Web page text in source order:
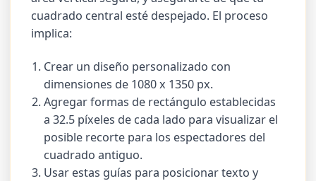
cuadrado central esté despejado. El proceso
implica:
Crear un diseño personalizado con
dimensiones de 1080 x 1350 px.
Agregar formas de rectángulo establecidas
a 32.5 píxeles de cada lado para visualizar el
posible recorte para los espectadores del
cuadrado antiguo.
Usar estas guías para posicionar texto y